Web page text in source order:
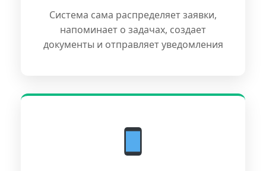
Система сама распределяет заявки,
напоминает о задачах, создает
документы и отправляет уведомления